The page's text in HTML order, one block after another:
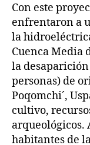
Con este
enfrentaron a
la
Cuenca Media
la desaparición
personas) de
Poqomchi´,
cultivo,
arqueológicos.
habitantes de